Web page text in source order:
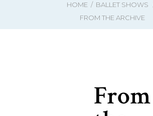
HOME / BALLET SHOWS
FROM THE ARCHIVE
From